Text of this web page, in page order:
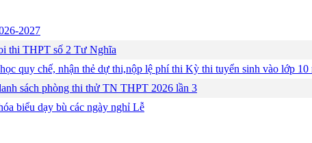
2027
thi THPT số 2 Tư Nghĩa
quy chế, nhận thẻ dự thi,nộp lệ phí thi Kỳ thi tuyển sinh vào lớp 10
sách phòng thi thử TN THPT 2026 lần 3
biểu dạy bù các ngày nghỉ Lễ